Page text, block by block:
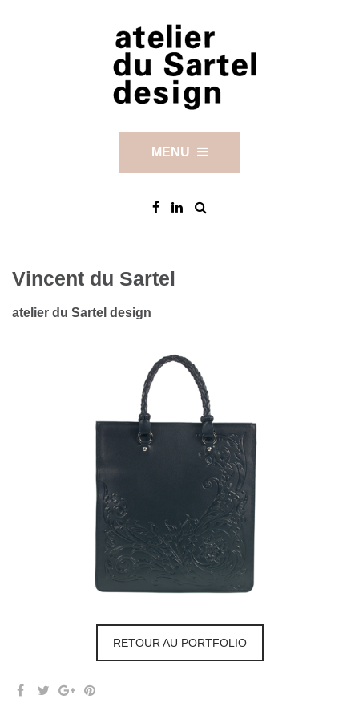
MENU
Vincent du Sartel
atelier du Sartel design
RETOUR AU PORTFOLIO